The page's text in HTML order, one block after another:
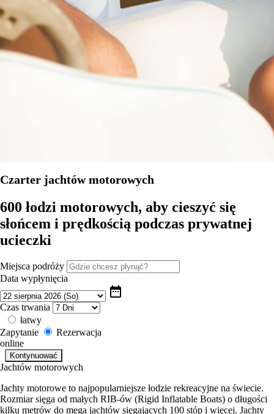
Czarter jachtów motorowych
600 łodzi motorowych, aby cieszyć się
słońcem i prędkością podczas prywatnej
ucieczki
Miejsca podróży
Data wypłynięcia
date_range
Czas trwania
łatwy
Zapytanie
Rezerwacja
online
Jachtów motorowych
Jachty motorowe to najpopularniejsze łodzie rekreacyjne na świecie.
Rozmiar sięga od małych RIB-ów (Rigid Inflatable Boats) o długości
kilku metrów do mega jachtów sięgających 100 stóp i więcej. Jachty